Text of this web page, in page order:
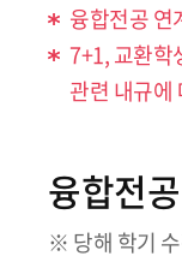
융합전공 연
7+1, 교환학
관련 내규에
융합전
※ 당해 학기